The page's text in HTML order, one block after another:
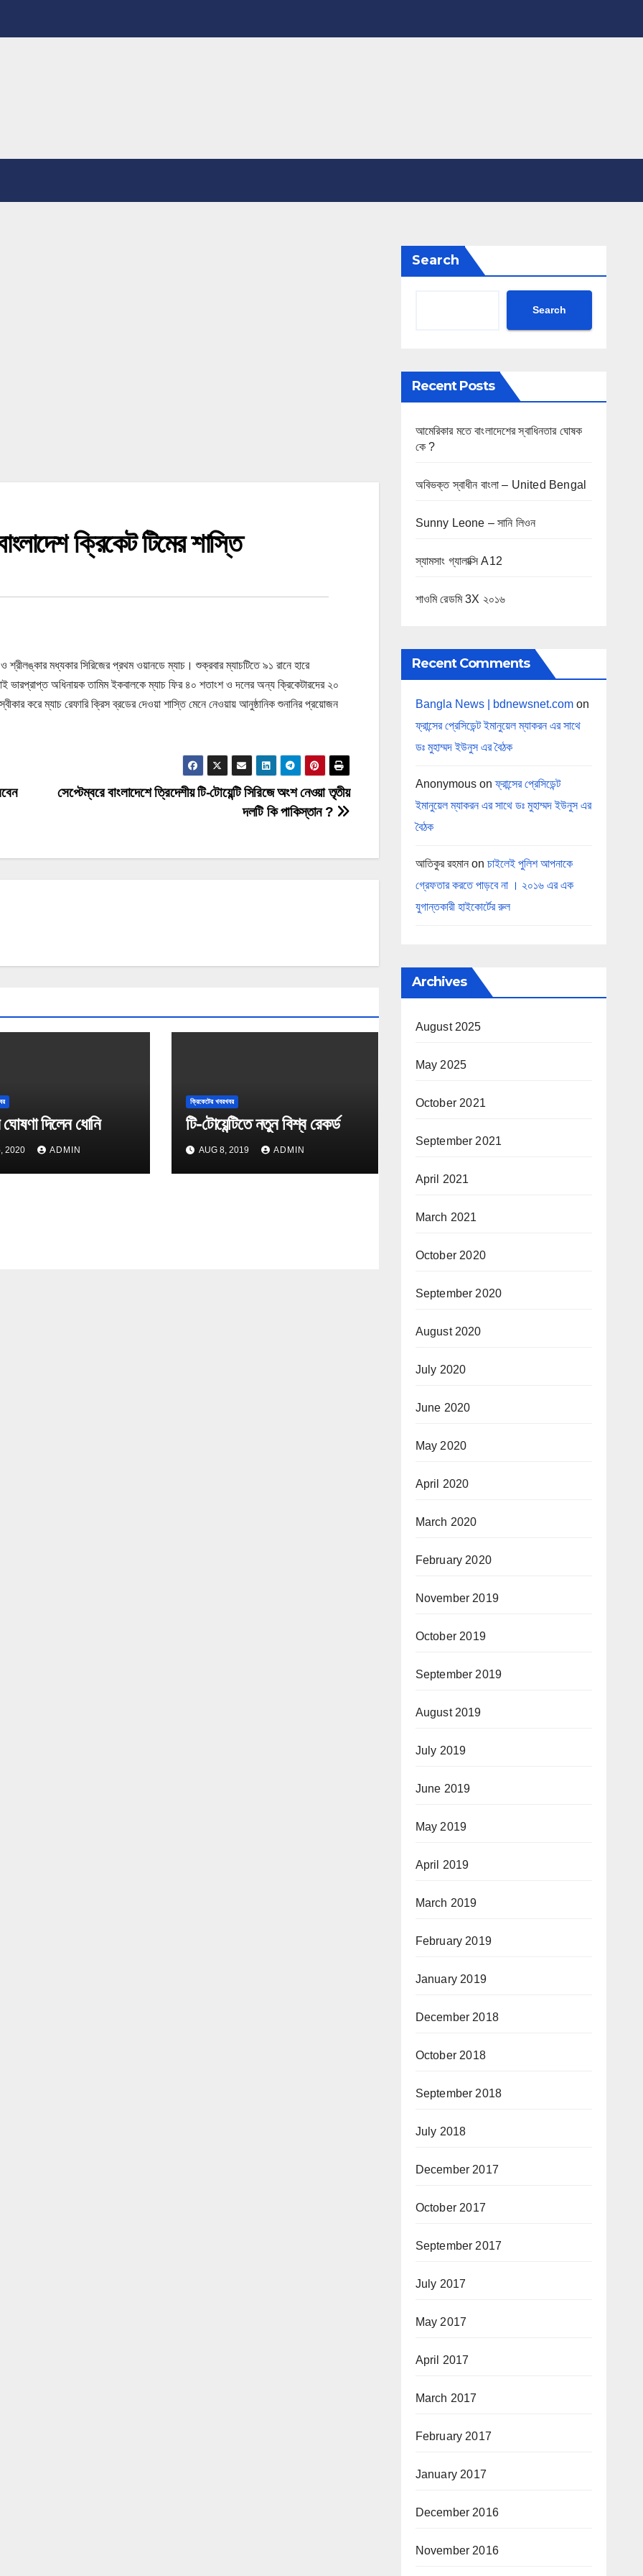
ক্রিকেট টিমের শাস্তি
শ্রীলঙ্কার মধ্যকার সিরিজের প্রথম ওয়ানডে ম্যাচ। শুক্রবার ম্যাচটিতে ৯১ রানে হারে
ভারপ্রাপ্ত অধিনায়ক তামিম ইকবালকে ম্যাচ ফির ৪০ শতাংশ ও দলের অন্য ক্রিকেটারদের ২০
করে ম্যাচ রেফারি ক্রিস ব্রডের দেওয়া শাস্তি মেনে নেওয়ায় আনুষ্ঠানিক শুনানির প্রয়োজন
সেপ্টেম্বরে বাংলাদেশে ত্রিদেশীয় টি-টোয়েন্টি সিরিজে অংশ নেওয়া তৃতীয়
দলটি কি পাকিস্তান ?
দিলেন ধোনি
2020 ADMIN
ক্রিকেটের খবরখবর
টি-টোয়েন্টিতে নতুন বিশ্ব রেকর্ড
AUG 8, 2019 ADMIN
Search
Search
Recent Posts
আমেরিকার মতে বাংলাদেশের স্বাধিনতার ঘোষক
কে ?
অবিভক্ত স্বাধীন বাংলা – United Bengal
Sunny Leone – সানি লিওন
স্যামসাং গ্যালাক্সি A12
শাওমি রেডমি 3X ২০১৬
Recent Comments
Bangla News | bdnewsnet.comon
ফ্রান্সের প্রেসিডেন্ট ইমানুয়েল ম্যাকরন এর সাথে
ডঃ মুহাম্মদ ইউনুস এর বৈঠক
Anonymousonফ্রান্সের প্রেসিডেন্ট
ইমানুয়েল ম্যাকরন এর সাথে ডঃ মুহাম্মদ ইউনুস এর
বৈঠক
আতিকুর রহমানon চাইলেই পুলিশ আপনাকে
গ্রেফতার করতে পাড়বে না । ২০১৬ এর এক
যুগান্তকারী হাইকোর্টের রুল
Archives
August 2025
May 2025
October 2021
September 2021
April 2021
March 2021
October 2020
September 2020
August 2020
July 2020
June 2020
May 2020
April 2020
March 2020
February 2020
November 2019
October 2019
September 2019
August 2019
July 2019
June 2019
May 2019
April 2019
March 2019
February 2019
January 2019
December 2018
October 2018
September 2018
July 2018
December 2017
October 2017
September 2017
July 2017
May 2017
April 2017
March 2017
February 2017
January 2017
December 2016
November 2016